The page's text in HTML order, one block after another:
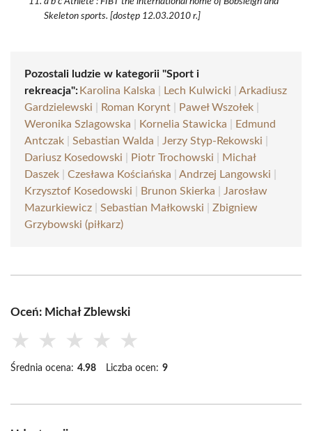
Skeleton sports. [dostęp 12.03.2010 r.]
Pozostali ludzie w kategorii "Sport i
rekreacja": Karolina Kalska Lech Kulwicki
Arkadiusz
Gardzielewski
Roman Korynt Paweł Wszołek
Weronika Szlagowska
Kornelia Stawicka
Edmund
Antczak
Sebastian Walda Jerzy Styp-Rekowski
Dariusz Kosedowski
Piotr Trochowski
Michał
Daszek
Czesława Kościańska Andrzej Langowski
Krzysztof Kosedowski
Brunon Skierka
Jarosław
Mazurkiewicz
Sebastian Małkowski
Zbigniew
Grzybowski (piłkarz)
Oceń: Michał Zblewski
★ ★ ★ ★ ★
Średnia ocena: 4.98 Liczba ocen: 9